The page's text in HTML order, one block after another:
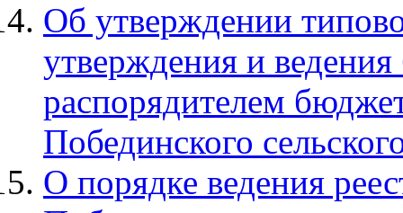
Об утверждении
утверждения и
распорядителем
Побединского
О порядке ведения